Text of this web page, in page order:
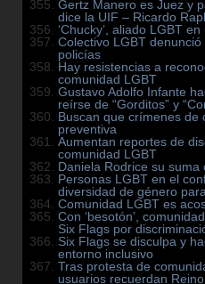
Gertz Manero es Juez y
dice la UIF – Ricardo
‘Chucky’, aliado LGBT
Colectivo LGBT
policías
Hay resistencias a
comunidad LGBT
Gustavo Adolfo Infante
reírse de “Gorditos” y
Buscan que crímenes de
preventiva
Aumentan reportes de
comunidad LGBT
Daniela Rodrice su suma
Personas LGBT en el
diversidad de género
Comunidad LGBT es
Con ‘besotón’,
Six Flags por
Six Flags se disculpa y
entorno inclusivo
Tras protesta de
usuarios recuerdan